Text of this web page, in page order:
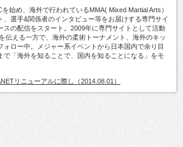
始め、海外で行われているMMA( Mixed Martial Arts）
、選手&関係者のインタビュー等をお届けする専門サイ
スの配信をスタート。2009年に専門サイトとして活動
伝える一方で、海外の柔術トーナメント、海外のキッ
ォロー中。メジャー系イベントから日本国内で余り目
で「海外を知ることで、国内を知ることになる」をモ
リニューアルに際し（2014.08.01）